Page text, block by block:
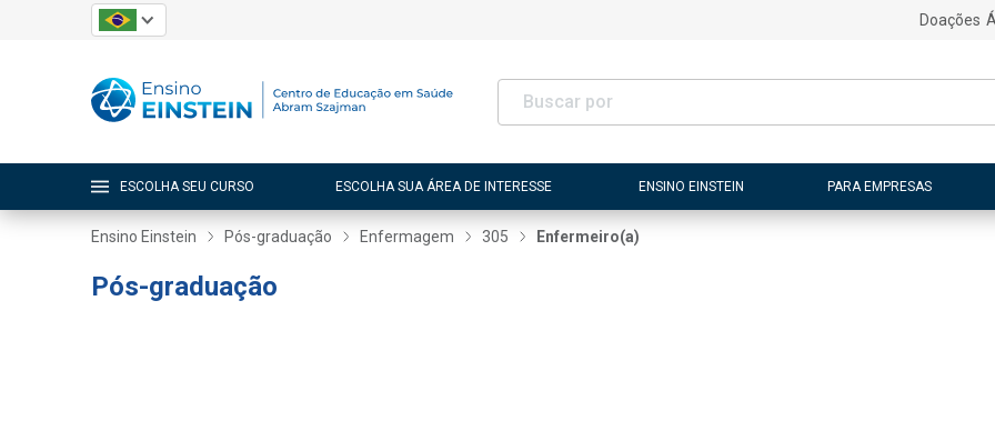
Doações
ESCOLHA SEU CURSO ESCOLHA SUA ÁREA DE INTERESSE ENSINO EINSTEIN PARA EMPRESAS
Ensino Einstein Pós-graduação Enfermagem 305 Enfermeiro(a)
Pós-graduação